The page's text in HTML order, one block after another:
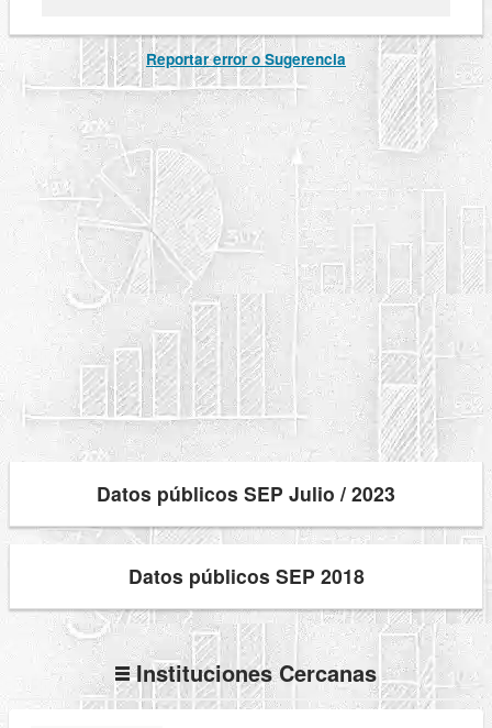
Reportar error o Sugerencia
Datos públicos SEP Julio / 2023
Datos públicos SEP 2018
Instituciones Cercanas